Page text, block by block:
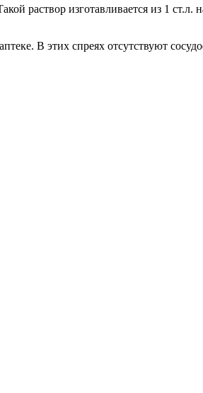
раствор изготавливается из 1 ст.л.
В этих спреях отсутствуют